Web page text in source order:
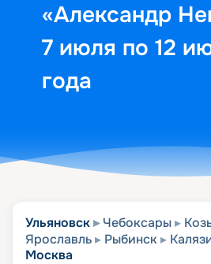
«Александр
7 июля по 12
года
Ульяновск Чебоксары
Ярославль
Рыбинск
Москва